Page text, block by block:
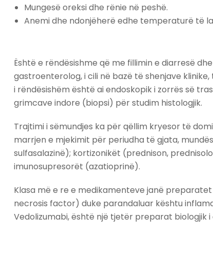
Mungesë oreksi dhe rënie në peshë.
Anemi dhe ndonjëherë edhe temperaturë të
Është e rëndësishme që me fillimin e diarresë
gastroenterolog, i cili në bazë të shenjave
i rëndësishëm është ai endoskopik i zorrës së
grimcave indore (biopsi) për studim histologjik.
Trajtimi i sëmundjes ka për qëllim kryesor të
marrjen e mjekimit për periudha të gjata,
sulfasalazinë); kortizonikët (prednison,
imunosupresorët (azatioprinë).
Klasa më e re e medikamenteve janë
necrosis factor) duke parandaluar kështu
Vedolizumabi, është një tjetër preparat biologjik